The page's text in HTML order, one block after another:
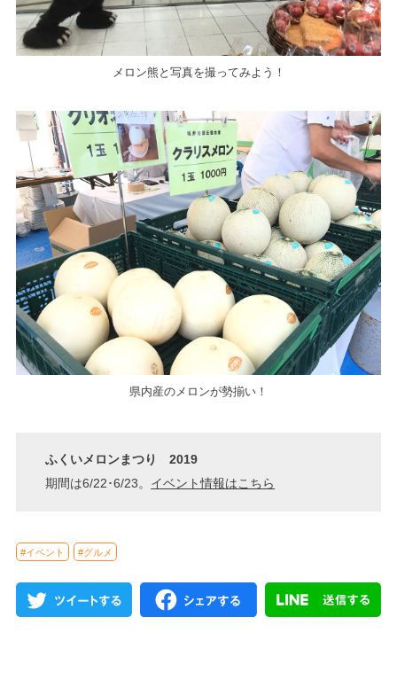
メロン熊と写真を撮ってみよう！
県内産のメロンが勢揃い！
ふくいメロンまつり 2019
期間は6/22･6/23。 イベント情報はこちら
#イベント #グルメ